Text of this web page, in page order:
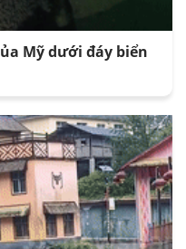
Mỹ dưới đáy biển